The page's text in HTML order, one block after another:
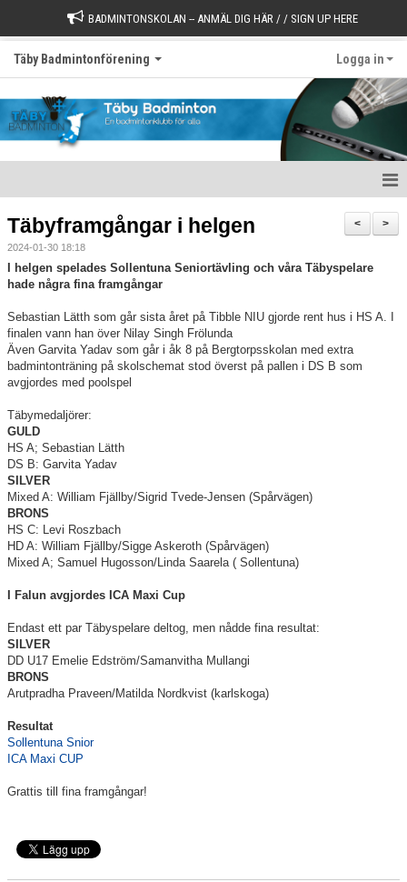
BADMINTONSKOLAN -- ANMÄL DIG HÄR / / SIGN UP HERE
Täby Badmintonförening Logga in
Välkommen till Täby Badminton
Börja spela
Värdegrund
Styrelse
Kontakt
Information Tibble NIU
Täby-278 SM-GULD genom tiderna
Anmälan till Badmintonskolan HT-26
Information Vuxenträning HT-26
TRC-tidning 2025-26
Lilla Badmintonligan
Medlemsinformation
Täby Badminton SummerCamp 15-17 juni
>
<
Täbyframgångar i helgen
2024-01-30 18:18
I helgen spelades Sollentuna Seniortävling och våra Täbyspelare
hade några fina framgångar
Sebastian Lätth som går sista året på Tibble NIU gjorde rent hus i HS A. I
finalen vann han över Nilay Singh Frölunda
Även Garvita Yadav som går i åk 8 på Bergtorpsskolan med extra
badmintonträning på skolschemat stod överst på pallen i DS B som
avgjordes med poolspel
Täbymedaljörer:
GULD
HS A; Sebastian Lätth
DS B: Garvita Yadav
SILVER
Mixed A: William Fjällby/Sigrid Tvede-Jensen (Spårvägen)
BRONS
HS C: Levi Roszbach
HD A: William Fjällby/Sigge Askeroth (Spårvägen)
Mixed A; Samuel Hugosson/Linda Saarela ( Sollentuna)
I Falun avgjordes ICA Maxi Cup
Endast ett par Täbyspelare deltog, men nådde fina resultat:
SILVER
DD U17 Emelie Edström/Samanvitha Mullangi
BRONS
Arutpradha Praveen/Matilda Nordkvist (karlskoga)
Resultat
Sollentuna Snior
ICA Maxi CUP
Grattis till fina framgångar!